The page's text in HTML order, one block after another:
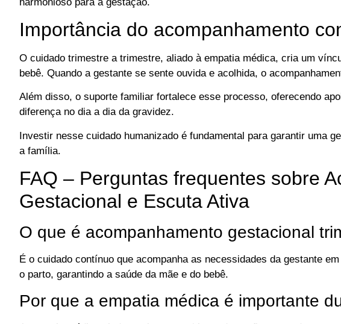
Importância do acompanhamento
O cuidado trimestre a trimestre, aliado à empatia médica, cria um
bebê. Quando a gestante se sente ouvida e acolhida, o
Além disso, o suporte familiar fortalece esse processo, oferecendo
diferença no dia a dia da gravidez.
Investir nesse cuidado humanizado é fundamental para garantir uma
a família.
FAQ – Perguntas frequentes sobre
Gestacional e Escuta Ativa
O que é acompanhamento gestacional
É o cuidado contínuo que acompanha as necessidades da gestante
o parto, garantindo a saúde da mãe e do bebê.
Por que a empatia médica é importante